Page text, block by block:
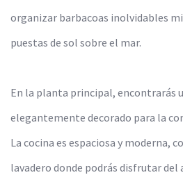
organizar barbacoas inolvidables
puestas de sol sobre el mar.
En la planta principal, encontrarás
elegantemente decorado para la
La cocina es espaciosa y moderna,
lavadero donde podrás disfrutar